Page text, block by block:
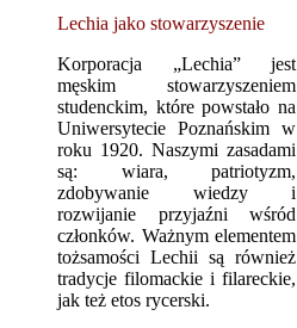
Lechia jako stowarzyszenie
Korporacja „Lechia” jest
męskim stowarzyszeniem
studenckim, które powstało na
Uniwersytecie Poznańskim w
roku 1920. Naszymi zasadami
są: wiara, patriotyzm,
zdobywanie wiedzy i
rozwijanie przyjaźni wśród
członków. Ważnym elementem
tożsamości Lechii są również
tradycje filomackie i filareckie,
jak też etos rycerski.